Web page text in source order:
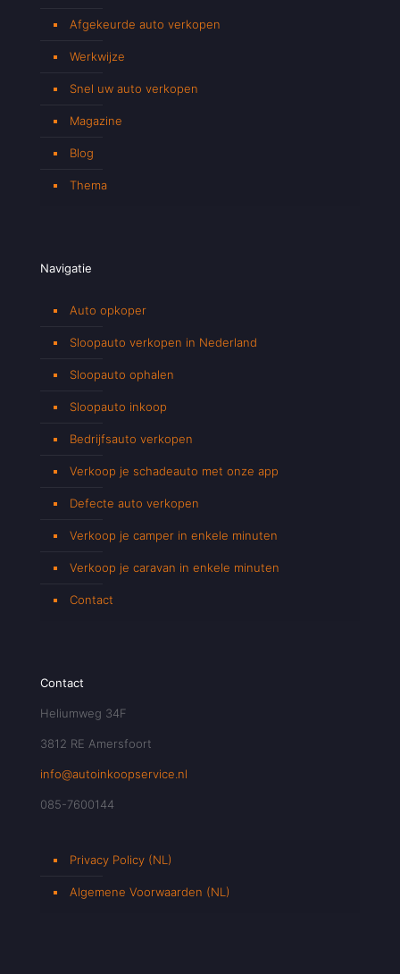
Afgekeurde auto verkopen
Werkwijze
Snel uw auto verkopen
Magazine
Blog
Thema
Navigatie
Auto opkoper
Sloopauto verkopen in Nederland
Sloopauto ophalen
Sloopauto inkoop
Bedrijfsauto verkopen
Verkoop je schadeauto met onze app
Defecte auto verkopen
Verkoop je camper in enkele minuten
Verkoop je caravan in enkele minuten
Contact
Contact
Heliumweg 34F
3812 RE Amersfoort
info@autoinkoopservice.nl
085-7600144
Privacy Policy (NL)
Algemene Voorwaarden (NL)